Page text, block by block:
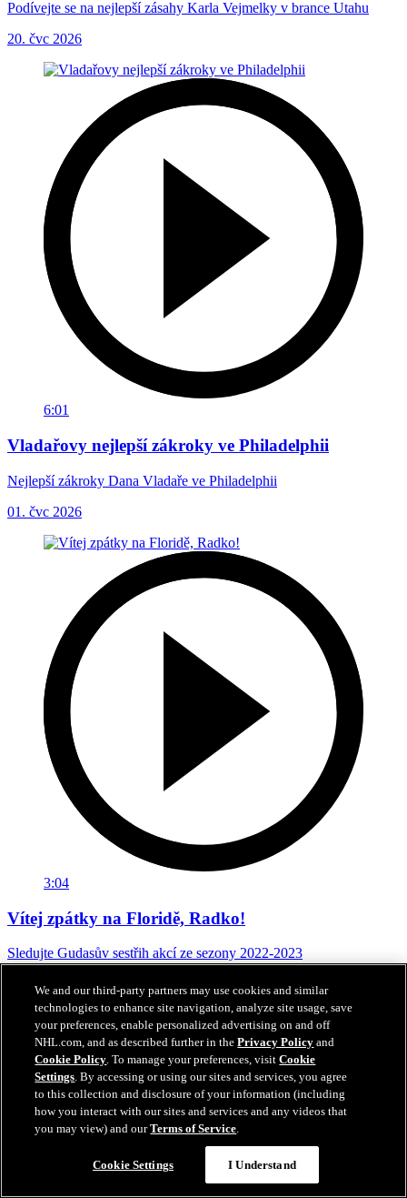
Podívejte se na nejlepší zásahy Karla Vejmelky v brance Utahu
20. čvc 2026
6:01
Vladařovy nejlepší zákroky ve Philadelphii
Nejlepší zákroky Dana Vladaře ve Philadelphii
01. čvc 2026
3:04
Vítej zpátky na Floridě, Radko!
Sledujte Gudasův sestřih akcí ze sezony 2022-2023
29. čvn 2026
We and our third-party partners may use cookies and similar
technologies to enhance site navigation, analyze site usage, save
your preferences, enable personalized advertising on and off
NHL.com, and as described further in thePrivacy Policy and
Cookie Policy. To manage your preferences, visitCookie
Settings. By accessing or using our sites and services, you agree
to this collection and disclosure of your information (including
how you interact with our sites and services and any videos that
you may view) and ourTerms of Service.
Cookie Settings I Understand